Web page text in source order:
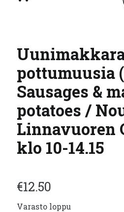
pottumuusia
Sausages &
potatoes /
Linnavuoren
klo 10-14.15
€12.50
Varasto loppu